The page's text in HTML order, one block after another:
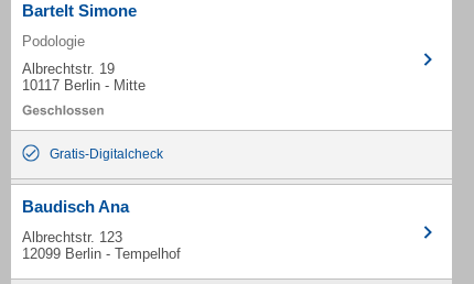
Bartelt Simone
Podologie
Albrechtstr. 19
10117 Berlin - Mitte
Gratis-Digitalcheck
Baudisch Ana
Albrechtstr. 123
12099 Berlin - Tempelhof